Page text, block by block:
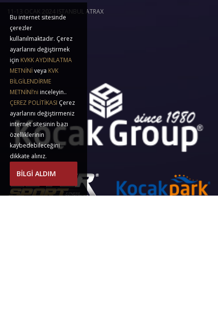
11-13 OCAK 2024 ISTANBUL ATRAX
11 Oca 2024
Bu internet sitesinde
çerezler
kullanılmaktadır. Çerez
ayarlarını değiştirmek
için KVKK AYDINLATMA
METNİNİveya KVK
BİLGİLENDİRME
METNİNİ’ni inceleyin..
ÇEREZ POLİTİKASI Çerez
ayarlarını değiştirmeniz
internet sitesinin bazı
özelliklerinin
kaybedebileceğini
dikkate alınız.
BİLGİ ALDIM